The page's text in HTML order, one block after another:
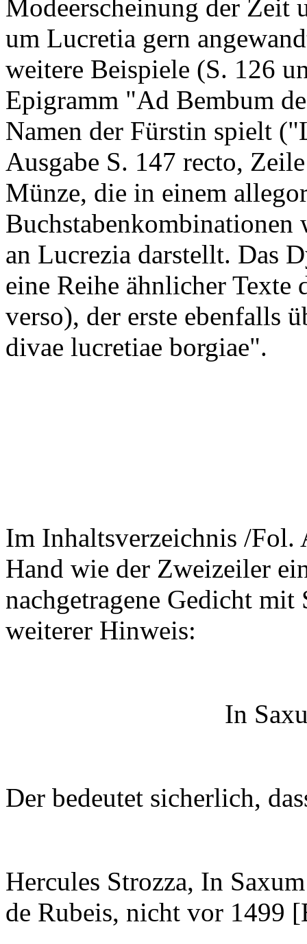
Modeerscheinung der Zeit
um Lucretia gern
weitere Beispiele (S. 126
Epigramm "Ad Bembum
Namen der Fürstin spielt
Ausgabe S. 147 recto,
Münze, die in einem
an Lucrezia darstellt. Das
eine Reihe ähnlicher Texte
verso), der erste ebenfalls
divae lucretiae borgiae".
Im Inhaltsverzeichnis /
Hand wie der Zweizeiler
nachgetragene Gedicht mit
weiterer Hinweis:
In Saxum
Der bedeutet sicherlich,
Hercules Strozza, In
de Rubeis, nicht vor 1499